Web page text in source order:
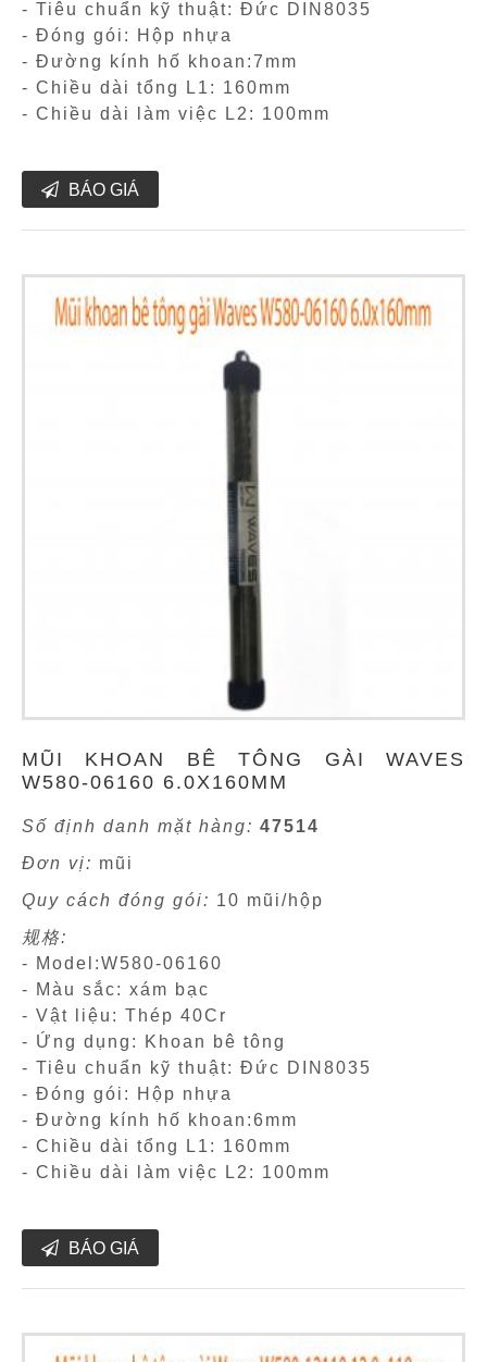
- Tiêu chuẩn kỹ thuật: Đức DIN8035
- Đóng gói: Hộp nhựa
- Đường kính hố khoan:7mm
- Chiều dài tổng L1: 160mm
- Chiều dài làm việc L2: 100mm
BÁO GIÁ
MŨI KHOAN BÊ TÔNG GÀI WAVES
W580-06160 6.0X160MM
Số định danh mặt hàng: 47514
Đơn vị: mũi
Quy cách đóng gói: 10 mũi/hộp
规格:
- Model:W580-06160
- Màu sắc: xám bạc
- Vật liệu: Thép 40Cr
- Ứng dụng: Khoan bê tông
- Tiêu chuẩn kỹ thuật: Đức DIN8035
- Đóng gói: Hộp nhựa
- Đường kính hố khoan:6mm
- Chiều dài tổng L1: 160mm
- Chiều dài làm việc L2: 100mm
BÁO GIÁ